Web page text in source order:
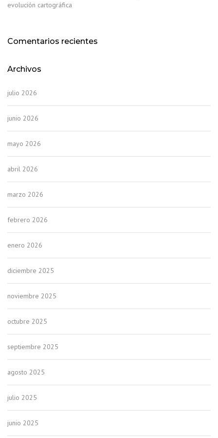
evolución cartográfica
Comentarios recientes
Archivos
julio 2026
junio 2026
mayo 2026
abril 2026
marzo 2026
febrero 2026
enero 2026
diciembre 2025
noviembre 2025
octubre 2025
septiembre 2025
agosto 2025
julio 2025
junio 2025